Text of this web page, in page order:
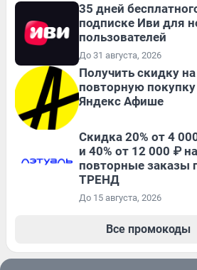
35 дней
подписке Иви для
пользователей
До 31 августа, 2026
Получить скидку
повторную
Яндекс Афише
Скидка 20% от 4
и 40% от 12 000 ₽
повторные заказы
ТРЕНД
До 15 августа, 2026
Все промокоды